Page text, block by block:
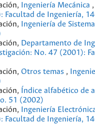
Ingeniería Mecánica
Facultad de Ingeniería,
Ingeniería de
Departamento de
No. 47 (2001):
Otros temas ,
Índice alfabético de
51 (2002)
Ingeniería
Facultad de Ingeniería,